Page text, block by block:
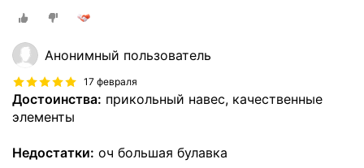
Анонимный пользователь
17 февраля
Достоинства: прикольный навес, качественные
элементы
Недостатки: оч большая булавка